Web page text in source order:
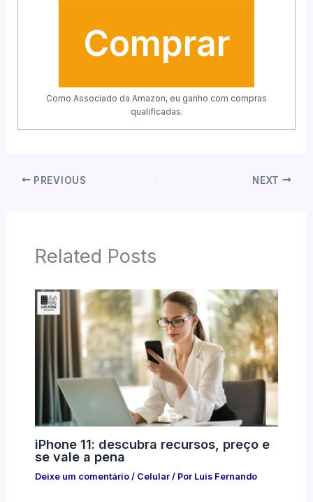
Comprar
Como Associado da Amazon, eu ganho com compras
qualificadas.
PREVIOUS NEXT
Related Posts
iPhone 11: descubra recursos, preço e
se vale a pena
Deixe um comentário / Celular/ Por Luis Fernando